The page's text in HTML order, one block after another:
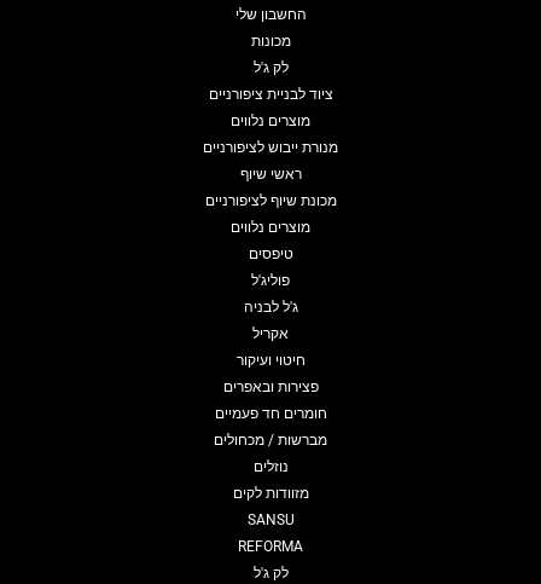
החשבון שלי
מכונות
לק ג'ל
ציוד לבניית ציפורניים
מוצרים נלווים
מנורת ייבוש לציפורניים
ראשי שיוף
מכונת שיוף לציפורניים
מוצרים נלווים
טיפסים
פוליג'ל
ג'ל לבניה
אקריל
חיטוי ועיקור
פצירות ובאפרים
חומרים חד פעמיים
מברשות / מכחולים
נוזלים
מזוודות לקים
SANSU
REFORMA
לק ג'ל